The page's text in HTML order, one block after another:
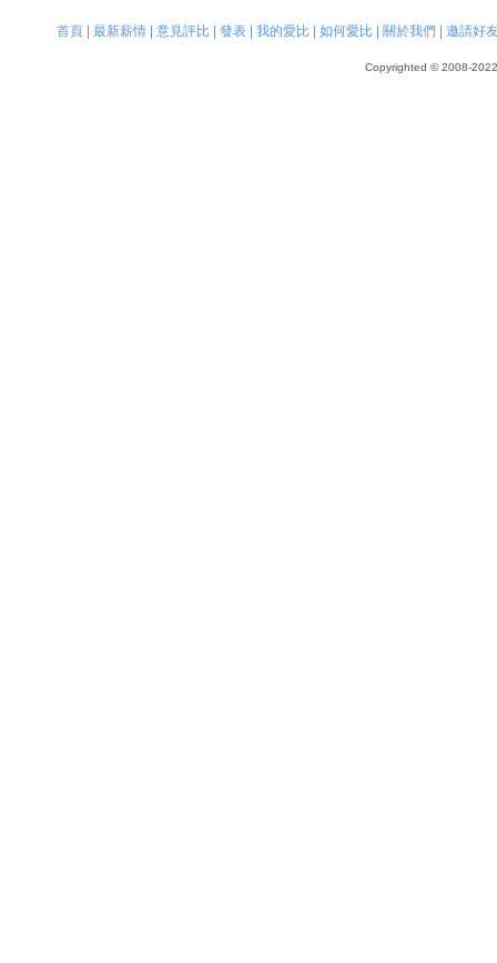
首頁| 最新薪情| 意見評比| 發表| 我的愛比| 如何愛比| 關於我們 邀請好
Copyrighted © 2008-